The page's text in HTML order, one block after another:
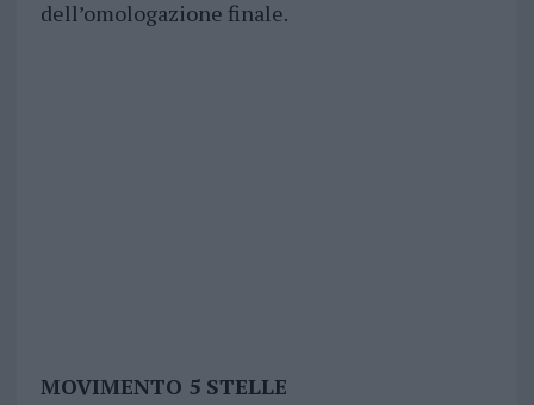
dell’omologazione finale.
MOVIMENTO 5 STELLE